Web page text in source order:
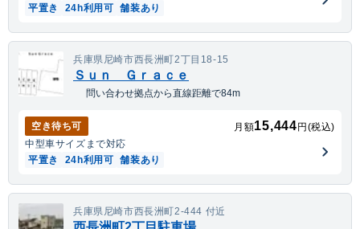
平置き
24h利用可 舗装あり
兵庫県尼崎市西長洲町2丁目18-15
Ｓｕｎ Ｇｒａｃｅ
問い合わせ拠点から直線距離で84m
空き待ち可 月額15,444 円(税込)
中型車サイズまで対応
平置き
24h利用可 舗装あり
兵庫県尼崎市西長洲町2-444 付近